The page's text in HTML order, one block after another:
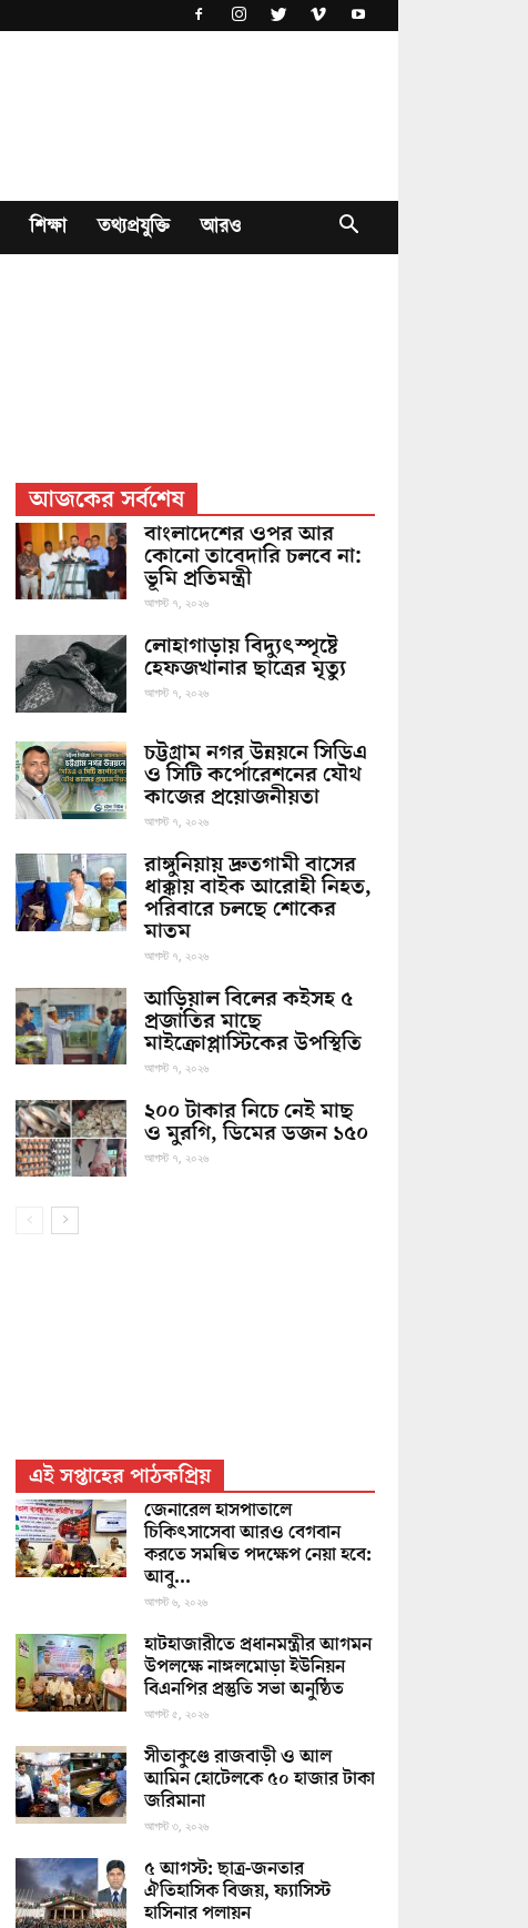
শিক্ষা তথ্যপ্রযুক্তি আরও
আজকের সর্বশেষ
বাংলাদেশের ওপর আর
কোনো তাবেদারি চলবে না:
ভূমি প্রতিমন্ত্রী
আগস্ট ৭, ২০২৬
লোহাগাড়ায় বিদ্যুৎস্পৃষ্টে
হেফজখানার ছাত্রের মৃত্যু
আগস্ট ৭, ২০২৬
চট্টগ্রাম নগর উন্নয়নে সিডিএ
ও সিটি কর্পোরেশনের যৌথ
কাজের প্রয়োজনীয়তা
আগস্ট ৭, ২০২৬
রাঙ্গুনিয়ায় দ্রুতগামী বাসের
ধাক্কায় বাইক আরোহী নিহত,
পরিবারে চলছে শোকের
মাতম
আগস্ট ৭, ২০২৬
আড়িয়াল বিলের কইসহ ৫
প্রজাতির মাছে
মাইক্রোপ্লাস্টিকের উপস্থিতি
আগস্ট ৭, ২০২৬
২০০ টাকার নিচে নেই মাছ
ও মুরগি, ডিমের ডজন ১৫০
আগস্ট ৭, ২০২৬
এই সপ্তাহের পাঠকপ্রিয়
জেনারেল হাসপাতালে
চিকিৎসাসেবা আরও বেগবান
করতে সমন্বিত পদক্ষেপ নেয়া হবে:
আবু...
আগস্ট ৬, ২০২৬
হাটহাজারীতে প্রধানমন্ত্রীর আগমন
উপলক্ষে নাঙ্গলমোড়া ইউনিয়ন
বিএনপির প্রস্তুতি সভা অনুষ্ঠিত
আগস্ট ৫, ২০২৬
সীতাকুণ্ডে রাজবাড়ী ও আল
আমিন হোটেলকে ৫০ হাজার টাকা
জরিমানা
আগস্ট ৩, ২০২৬
৫ আগস্ট: ছাত্র-জনতার
ঐতিহাসিক বিজয়, ফ্যাসিস্ট
হাসিনার পলায়ন